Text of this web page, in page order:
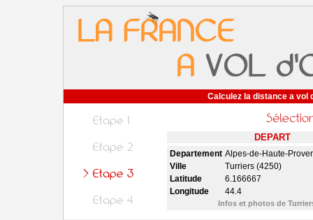
Calculez la distance a vol
DEPART
Departement Alpes-de-Haute-
Ville
Turriers (4250)
Latitude
6.166667
Longitude
44.4
Infos et photos de